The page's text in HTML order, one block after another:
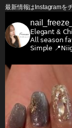
最新情報はInstagramを
nail_freeze_
𝖤𝗅𝖾𝗀𝖺𝗇𝗍 &
𝖠𝗅𝗅 𝗌𝖾𝖺𝗌𝗈𝗇
𝖲𝗂𝗆𝗉𝗅𝖾